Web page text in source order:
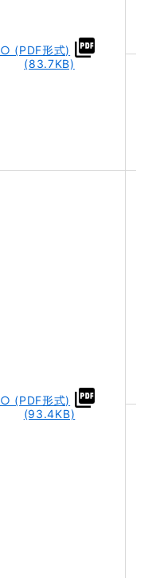
○ (PDF形式)
(83.7KB)
○ (PDF形式)
(93.4KB)